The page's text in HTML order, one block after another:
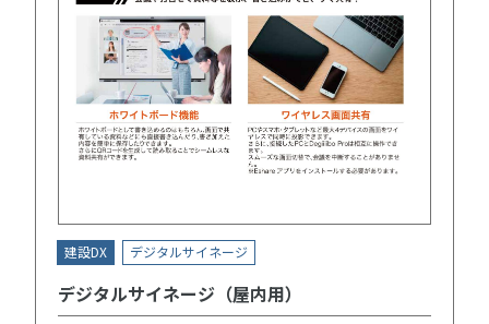
建設DX デジタルサイネージ
デジタルサイネージ（屋内用）